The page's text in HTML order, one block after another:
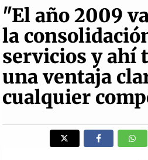
"El año 2009
la
servicios y ahí
una ventaja
cualquier